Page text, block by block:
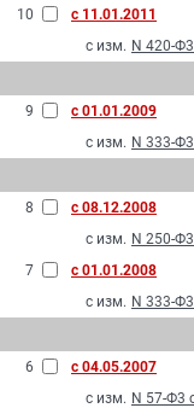
10
с 11.01.2011
с изм. N 420-
9
с 01.01.2009
с изм. N 333-
8
с 08.12.2008
с изм. N 250-
7
с 01.01.2008
с изм. N 333-
6
с 04.05.2007
с изм. N 57-Ф3